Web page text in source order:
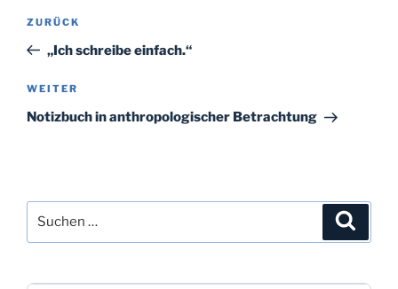
Beitragsnavigation
Vorheriger
Beitrag
ZURÜCK
„Ich schreibe einfach.“
Nächster
Beitrag
WEITER
Notizbuch in anthropologischer Betrachtung
nach: